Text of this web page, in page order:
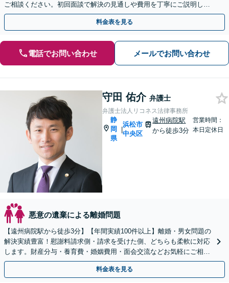
ご相談ください。初回面談で解決の見通しや費用を丁寧にご説明しま
す。不貞相手への慰謝料請求や、請求を受けた方にも対応。
料金表を見る
電話でお問い合わせ メールでお問い合わせ
守田 佑介 弁護士
弁護士法人リコネス法律事務所
静
岡
県
|
浜松市
中央区
遠州病院駅
から徒歩3分
営業時間：
本日定休日
悪意の遺棄による離婚問題
【遠州病院駅から徒歩3分】【年間実績100件以上】離婚・男女問題の
解決実績豊富！慰謝料請求側・請求を受けた側、どちらも柔軟に対応
します。財産分与・養育費・婚姻費用・面会交流などお気軽にご相談
ください。【完全個室対応】
料金表を見る